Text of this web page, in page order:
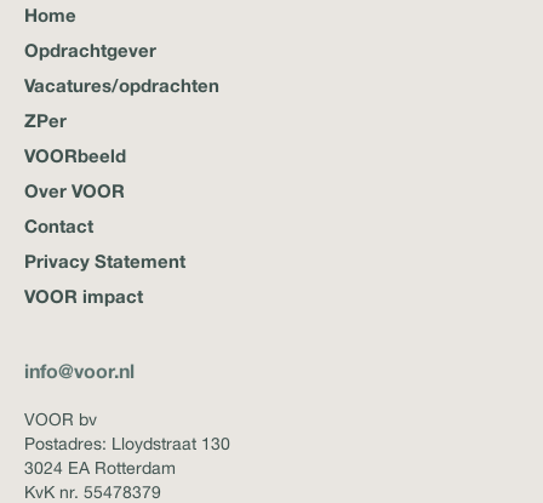
Home
Opdrachtgever
Vacatures/opdrachten
ZPer
VOORbeeld
Over VOOR
Contact
Privacy Statement
VOOR impact
info@voor.nl
VOOR bv
Postadres: Lloydstraat 130
3024 EA Rotterdam
KvK nr. 55478379